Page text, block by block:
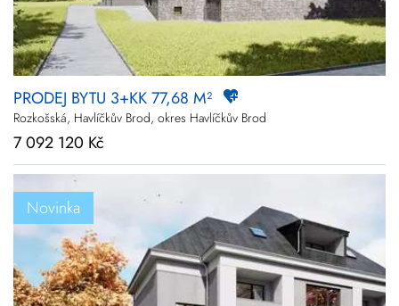
PRODEJ BYTU 3+KK 77,68 M²
Rozkošská, Havlíčkův Brod, okres Havlíčkův Brod
7 092 120 Kč
Novinka